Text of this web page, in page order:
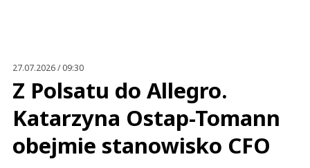
27.07.2026 / 09:30
Z Polsatu do Allegro.
Katarzyna Ostap-Tomann
obejmie stanowisko CFO